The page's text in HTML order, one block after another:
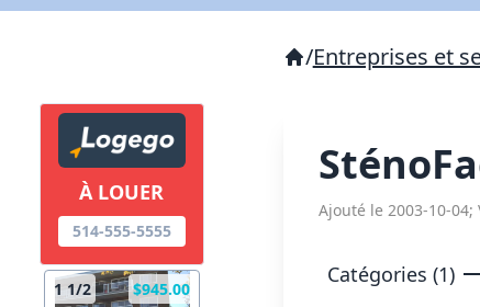
À LOUER
514-555-5555
1 1/2 $945.00
/Entreprises et
Ajouté le 2003-10-04;
Catégories (1)